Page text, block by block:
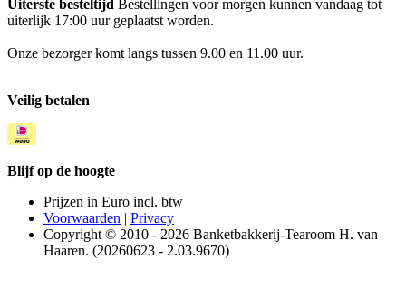
Uiterste besteltijd Bestellingen voor morgen kunnen vandaag tot
uiterlijk 17:00 uur geplaatst worden.
Onze bezorger komt langs tussen 9.00 en 11.00 uur.
Veilig betalen
Blijf op de hoogte
Prijzen in Euro incl. btw
Voorwaarden | Privacy
Copyright © 2010 - 2026 Banketbakkerij-Tearoom H. van
Haaren. (20260623 - 2.03.9670)